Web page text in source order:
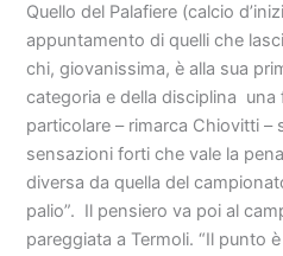
Quello del Palafiere (calcio
appuntamento di quelli che
chi, giovanissima, è alla sua
categoria e della disciplina
particolare – rimarca Chiovitti –
sensazioni forti che vale la
diversa da quella del
palio”. Il pensiero va poi al
pareggiata a Termoli. “Il punto